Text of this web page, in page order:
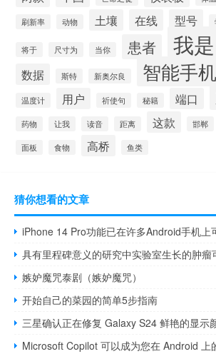
刷新率 动物 土壤 在线 型号
将于 尺寸为 当你 患者 我是
数据 斯特 新奥尔良 智能手机
温度计 用户 祈使句 秘籍 端口
药物 让我 读音 距离 这款 邯郸
面板 食物 高桥 鱼类
猜你想看的文章
iPhone 14 Pro功能已在许多Android手机上
具有里程碑意义的研究中实验室生长的肿瘤
嫉妒魔咒泰剧（嫉妒魔咒）
开始自己的菜园的简单5步指南
三星确认正在修复 Galaxy S24 鲜艳的显示
Microsoft Copilot 可以成为您在 Android 上